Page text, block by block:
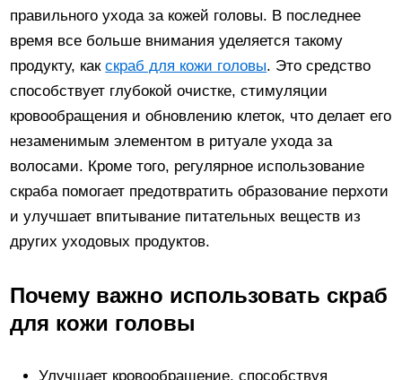
правильного ухода за кожей головы. В последнее
время все больше внимания уделяется такому
продукту, какскраб для кожи головы. Это средство
способствует глубокой очистке, стимуляции
кровообращения и обновлению клеток, что делает его
незаменимым элементом в ритуале ухода за
волосами. Кроме того, регулярное использование
скраба помогает предотвратить образование перхоти
и улучшает впитывание питательных веществ из
других уходовых продуктов.
Почему важно использовать скраб
для кожи головы
Улучшает кровообращение, способствуя